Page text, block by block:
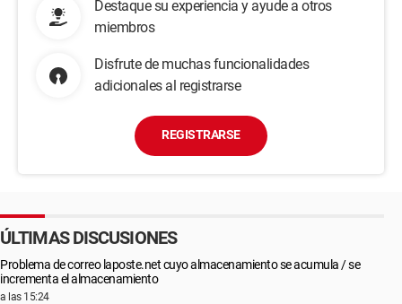
Destaque su experiencia y ayude a otros
miembros
Disfrute de muchas funcionalidades
adicionales al registrarse
REGISTRARSE
ÚLTIMAS DISCUSIONES
Problema de correo laposte.net cuyo almacenamiento se acumula / se
incrementa el almacenamiento
a las 15:24